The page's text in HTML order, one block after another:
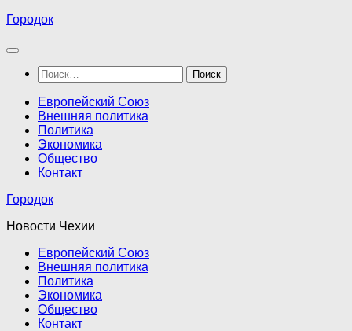
Перейти
содержимому
Городок
Найти:
Европейский Союз
Внешняя политика
Политика
Экономика
Общество
Контакт
Городок
Новости Чехии
Европейский Союз
Внешняя политика
Политика
Экономика
Общество
Контакт